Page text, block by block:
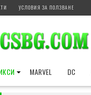
УСЛОВИЯ ЗА ПОЛЗВАНЕ
MARVEL DC